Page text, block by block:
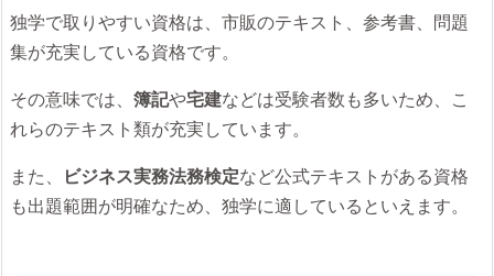
独学で取りやすい資格は、市販のテキスト、参考書、問題
集が充実している資格です。
その意味では、 簿記や宅建などは受験者数も多いため、こ
れらのテキスト類が充実しています。
また、 ビジネス実務法務検定など公式テキストがある資格
も出題範囲が明確なため、独学に適しているといえます。